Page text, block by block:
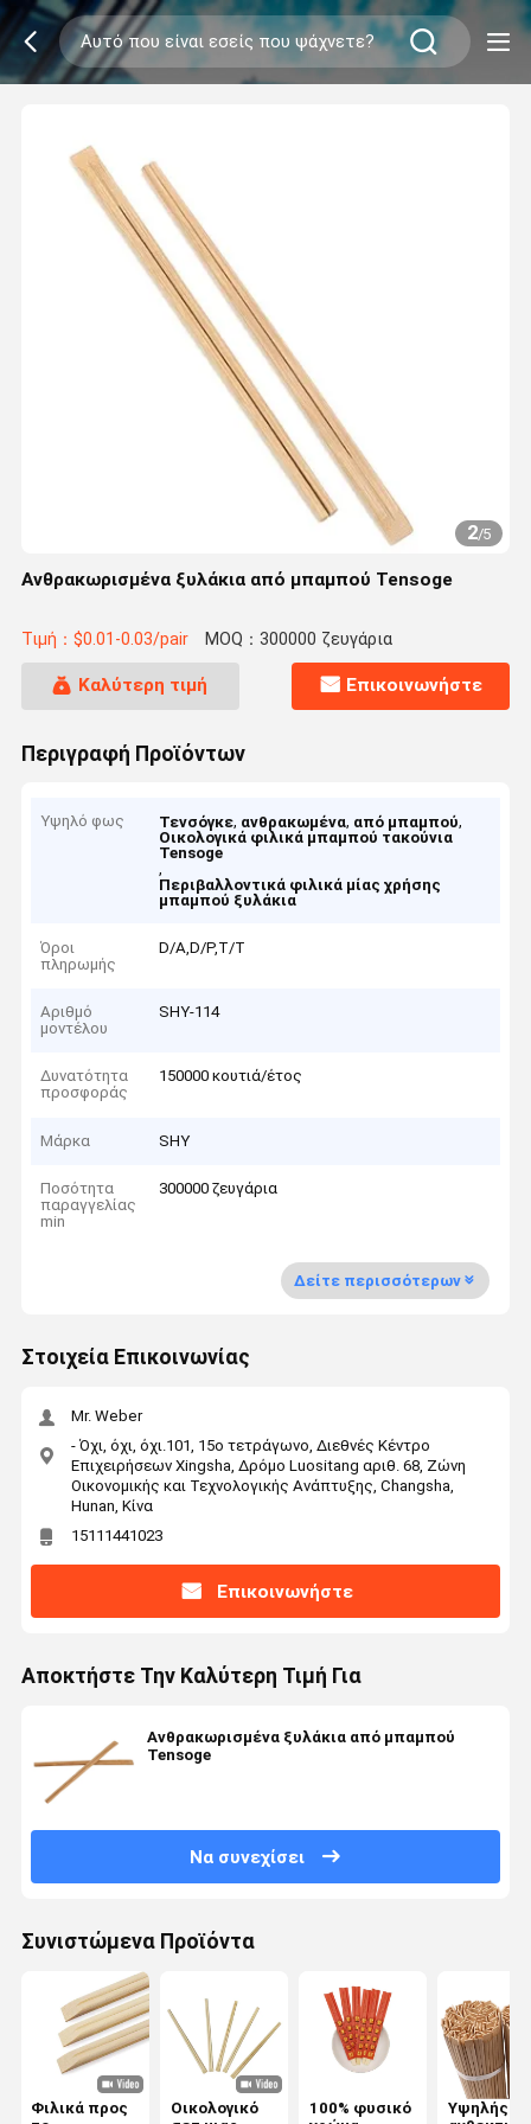
2/5
Ανθρακωρισμένα ξυλάκια από μπαμπού Tensoge
Τιμή：$0.01-0.03/pair MOQ：300000 ζευγάρια
Καλύτερη τιμή Επικοινωνήστε
Περιγραφή Προϊόντων
Υψηλό φως Τενσόγκε, ανθρακωμένα, από μπαμπού,
Οικολογικά φιλικά μπαμπού τακούνια
Tensoge
,
Περιβαλλοντικά φιλικά μίας χρήσης
μπαμπού ξυλάκια
Όροι
πληρωμής
D/A,D/P,T/T
Αριθμό
μοντέλου
SHY-114
Δυνατότητα
προσφοράς
150000 κουτιά/έτος
Μάρκα SHY
Ποσότητα
παραγγελίας
min
300000 ζευγάρια
Δείτε περισσότερων
Στοιχεία Επικοινωνίας
Mr. Weber
- Όχι, όχι, όχι.101, 15ο τετράγωνο, Διεθνές Κέντρο
Επιχειρήσεων Xingsha, Δρόμο Luositang αριθ. 68, Ζώνη
Οικονομικής και Τεχνολογικής Ανάπτυξης, Changsha,
Hunan, Κίνα
15111441023
Επικοινωνήστε
Αποκτήστε Την Καλύτερη Τιμή Για
Ανθρακωρισμένα ξυλάκια από μπαμπού
Tensoge
Να συνεχίσει
Συνιστώμενα Προϊόντα
Φιλικά προς
Οικολογικό
100% φυσικό
Υψηλής